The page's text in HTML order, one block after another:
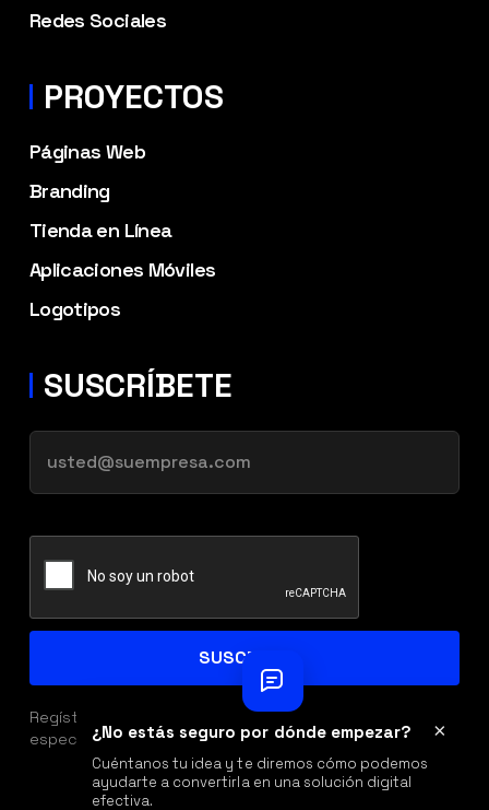
Redes Sociales
PROYECTOS
Páginas Web
Branding
Tienda en Línea
Aplicaciones Móviles
Logotipos
SUSCRÍBETE
Regístrate con tu correo y obtén acceso a ofertas
especiales, descuentos y beneficios exclusivos.
×
¿No estás seguro por dónde empezar?
Cuéntanos tu idea y te diremos cómo podemos
ayudarte a convertirla en una solución digital
efectiva.